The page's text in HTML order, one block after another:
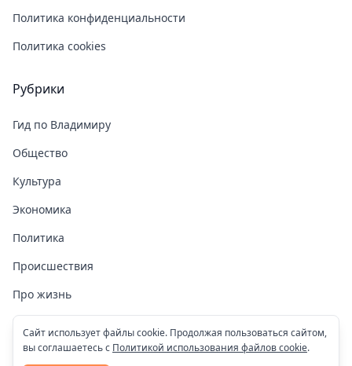
Политика конфиденциальности
Политика cookies
Рубрики
Гид по Владимиру
Общество
Культура
Экономика
Политика
Происшествия
Про жизнь
Здоровье
COVID-19
Сайт использует файлы cookie. Продолжая пользоваться сайтом,
вы соглашаетесь с Политикой использования файлов cookie.